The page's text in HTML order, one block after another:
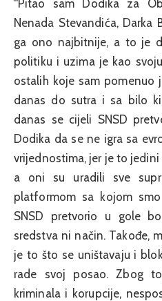
“Pitao sam Dodika za
Nenada Stevandića, Darka
ga ono najbitnije, a to je
politiku i uzima je kao
ostalih koje sam pomenuo
danas do sutra i sa bilo
danas se cijeli SNSD
Dodika da se ne igra sa
vrijednostima, jer je to jedini
a oni su uradili sve
platformom sa kojom
SNSD pretvorio u gole
sredstva ni način. Takođe,
je to što se uništavaju i
rade svoj posao. Zbog
kriminala i korupcije,